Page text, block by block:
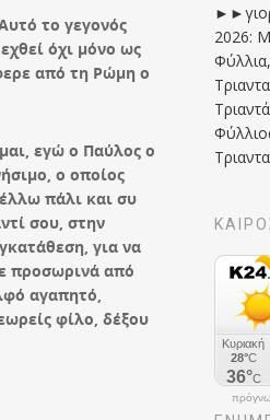
το γεγονός
όχι μόνο ως
από τη Ρώμη ο
εγώ ο Παύλος ο
ο οποίος
πάλι και συ
σου, στην
για να
προσωρινά από
αγαπητό,
φίλο, δέξου
2026: